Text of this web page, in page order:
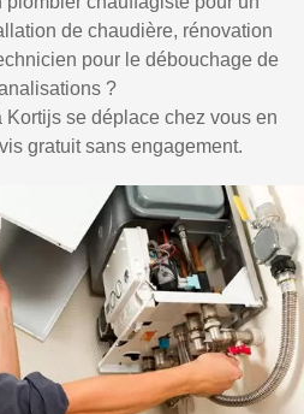
de chaudière, rénovation
pour le débouchage de
?
se déplace chez vous en
gratuit sans engagement.